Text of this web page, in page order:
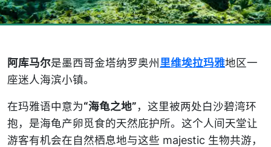
阿库马尔是墨西哥金塔纳罗奥州 里维埃拉玛雅地区一
座迷人海滨小镇。
在玛雅语中意为“海龟之地”，这里被两处白沙碧湾环
抱，是海龟产卵觅食的天然庇护所。这个人间天堂让
游客有机会在自然栖息地与这些 majestic 生物共游，